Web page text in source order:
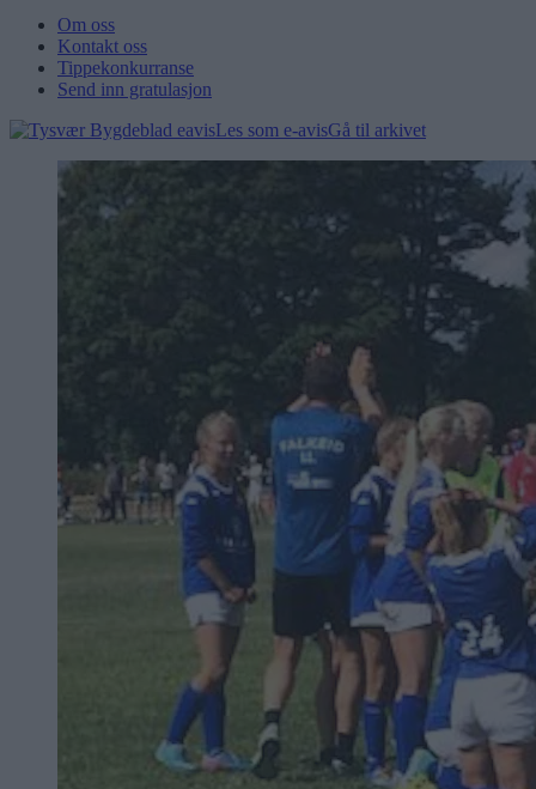
Om oss
Kontakt oss
Tippekonkurranse
Send inn gratulasjon
Les som e-avisGå til arkivet